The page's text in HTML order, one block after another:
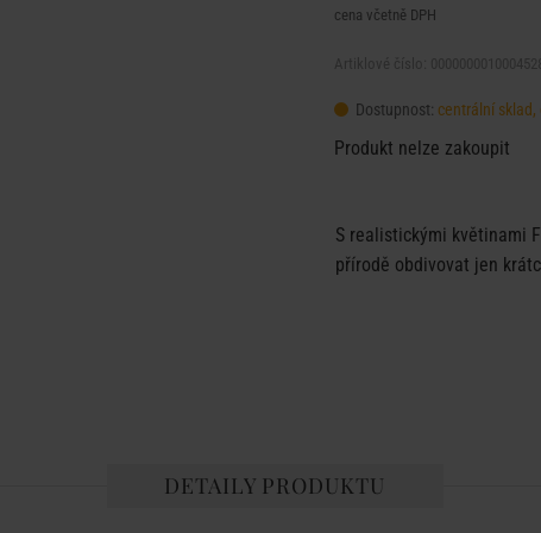
cena včetně DPH
Dostupnost: centrální
Produkt nelze zakoupit
S realistickými květinami
přírodě obdivovat jen
DETAILY PRODUKTU